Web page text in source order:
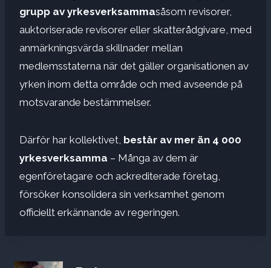
grupp av yrkesverksammasåsom revisorer,
auktoriserade revisorer eller skatterådgivare, med
anmärkningsvärda skillnader mellan
medlemsstaterna när det gäller organisationen av
yrken inom detta område och med avseende på
motsvarande bestämmelser.
Därför har kollektivet, består av mer än 4 000
yrkesverksamma – Många av dem är
egenföretagare och ackrediterade företag,
försöker konsolidera sin verksamhet genom
officiellt erkännande av regeringen.